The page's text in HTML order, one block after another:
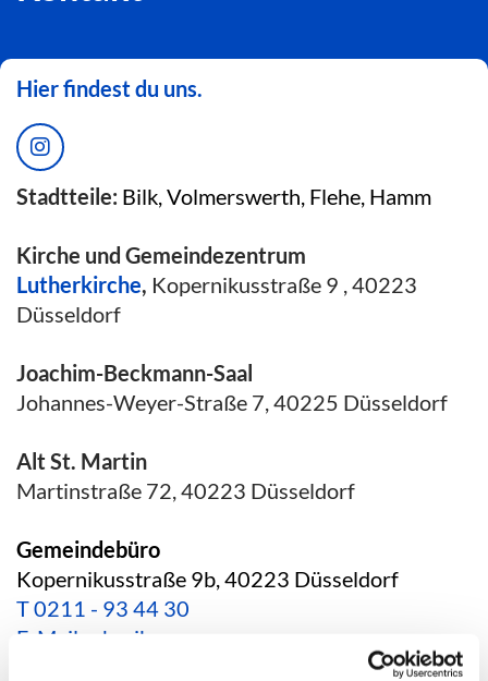
Hier findest du uns.
Stadtteile: Bilk, Volmerswerth, Flehe, Hamm
Kirche und Gemeindezentrum
Lutherkirche, Kopernikusstraße 9 , 40223
Düsseldorf
Joachim-Beckmann-Saal
Johannes-Weyer-Straße 7, 40225 Düsseldorf
Alt St. Martin
Martinstraße 72, 40223 Düsseldorf
Gemeindebüro
Kopernikusstraße 9b, 40223 Düsseldorf
T0211 - 93 44 30
E-Mail schreiben
*Aktuelle Hinweise zur Erreichbarkeit findest du